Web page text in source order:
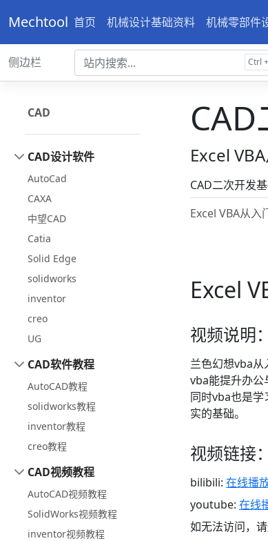
Mechtool 首页 机械设计基础资料 机械零部件
侧边栏
CAD
CAD设计软件
AutoCad
CAXA
中望CAD
Catia
Solid Edge
solidworks
inventor
creo
UG
CAD软件教程
AutoCAD教程
solidworks教程
inventor教程
creo教程
CAD视频教程
AutoCAD视频教程
SolidWorks视频教程
inventor视频教程
Excel
CAD二次开发
Excel VBA从入
Excel
视频说明：
兰色幻想vba从
vba能提升办公
同时vba也是学
实的基础。
视频链接：
bilibili: 在线播
youtube: 在线
如无法访问，请